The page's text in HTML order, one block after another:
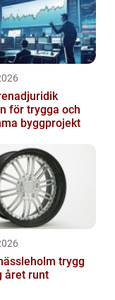
för trygga och
byggprojekt
trygg
året runt